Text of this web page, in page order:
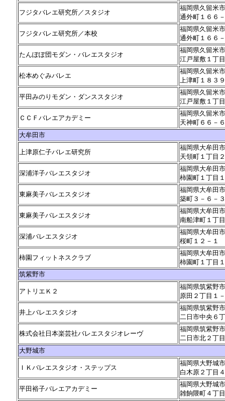
フジタバレエ研究所／スタジオ
福岡県久留米市
通外町１６６
フジタバレエ研究所／本校
福岡県久留米市
通外町１６６
たんぽぽ団モダン・バレエスタジオ
福岡県久留米市
江戸屋敷１丁
松本めぐみバレエ
福岡県久留米市
上津町１８３
平田みのりモダン・ダンススタジオ
福岡県久留米市
江戸屋敷１丁
ＣＣＦバレエアカデミー
福岡県久留米市
天神町６６－
大牟田市
上津原仁子バレエ研究所
福岡県大牟田市
天領町１丁目
深浦洋子バレエスタジオ
福岡県大牟田市
柿園町１丁目
東麻美子バレエスタジオ
福岡県大牟田市
築町３－６－
東麻美子バレエスタジオ
福岡県大牟田市
南船津町１丁
深浦バレエスタジオ
福岡県大牟田市
桜町１２－１
柿園フィットネスクラブ
福岡県大牟田市
柿園町１丁目
筑紫野市
アトリエＫ２
福岡県筑紫野市
原田２丁目１
井上バレエスタジオ
福岡県筑紫野市
二日市中央６
株式会社日本楽芸社バレエスタジオレーヴ
福岡県筑紫野市
二日市北２丁
大野城市
ＩＫバレエスタジオ・ステップス
福岡県大野城市
白木原２丁目
平田裕子バレエアカデミー
福岡県大野城市
雑餉隈町４丁